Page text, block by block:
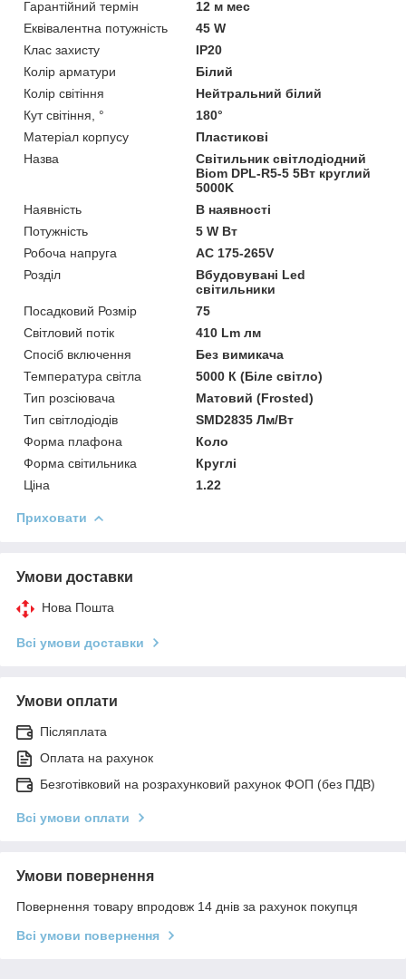
Гарантійний термін
12 м мес
Еквівалентна потужність
45 W
Клас захисту
IP20
Колір арматури
Білий
Колір світіння
Нейтральний білий
Кут світіння, °
180°
Матеріал корпусу
Пластикові
Назва
Світильник світлодіодний
Biom DPL-R5-5 5Вт круглий
5000K
Наявність
В наявності
Потужність
5 W Вт
Робоча напруга
AC 175-265V
Розділ
Вбудовувані Led
світильники
Посадковий Розмір
75
Світловий потік
410 Lm лм
Спосіб включення
Без вимикача
Температура світла
5000 К (Біле світло)
Тип розсіювача
Матовий (Frosted)
Тип світлодіодів
SMD2835 Лм/Вт
Форма плафона
Коло
Форма світильника
Круглі
Ціна
1.22
Приховати
Умови доставки
Нова Пошта
Всі умови доставки
Умови оплати
Післяплата
Оплата на рахунок
Безготівковий на розрахунковий рахунок ФОП (без ПДВ)
Всі умови оплати
Умови повернення
Повернення товару впродовж 14 днів за рахунок покупця
Всі умови повернення